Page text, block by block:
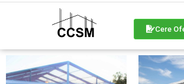
Cere